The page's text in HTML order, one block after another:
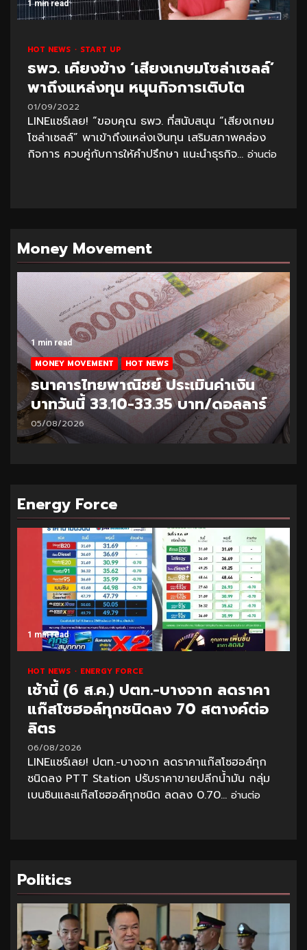
1 min read
HOT NEWS START UP
ธพว. เคียงข้าง ‘เสียงเกษมโซล่าเซลล์’
พาถึงแหล่งทุน หนุนกิจการเติบโต
01/09/2022
LINEแชร์เลย! “ขอบคุณ ธพว. ที่สนับสนุน “เสียงเกษม
โซล่าเซลล์” พาเข้าถึงแหล่งเงินทุน เสริมสภาพคล่อง
กิจการ ควบคู่กับการให้คำปรึกษา แนะนำธุรกิจ... อ่านต่อ
Money Movement
1 min read
MONEY MOVEMENT HOT NEWS
ธนาคารไทยพาณิชย์ ประเมินค่าเงิน
บาทวันนี้ 33.10-33.35 บาท/ดอลลาร์
05/08/2026
Energy Force
1 min read
HOT NEWS ENERGY FORCE
เช้านี้ (6 ส.ค.) ปตท.-บางจาก ลดราคา
แก๊สโซฮอล์ทุกชนิดลง 70 สตางค์ต่อ
ลิตร
06/08/2026
LINEแชร์เลย! ปตท.-บางจาก ลดราคาแก๊สโซฮอล์ทุก
ชนิดลง PTT Station ปรับราคาขายปลีกน้ำมัน กลุ่ม
เบนซินและแก๊สโซฮอล์ทุกชนิด ลดลง 0.70... อ่านต่อ
Politics